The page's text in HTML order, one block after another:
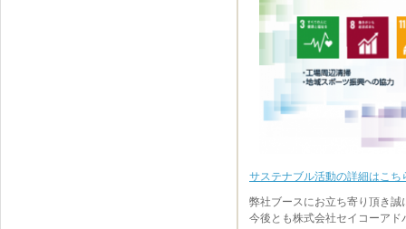
サステナブル活動の詳細はこち
弊社ブースにお立ち寄り頂き
今後とも株式会社セイコーア